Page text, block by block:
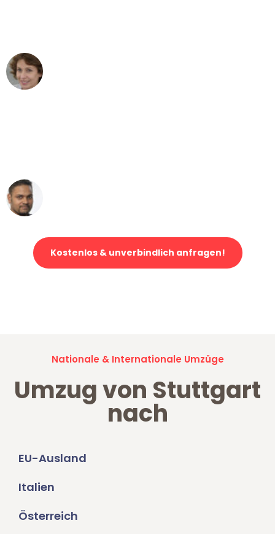
Kostenlos & unverbindlich anfragen!
Nationale & Internationale Umzüge
Umzug von Stuttgart
nach
EU-Ausland
Italien
Österreich